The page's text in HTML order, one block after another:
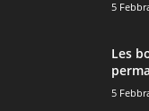
5
Les
5